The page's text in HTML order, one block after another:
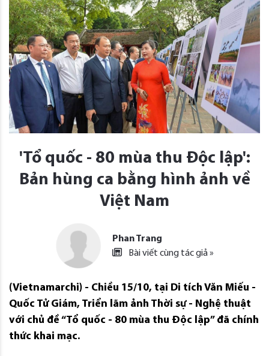
'Tổ quốc - 80 mùa thu Độc lập':
Bản hùng ca bằng hình ảnh về
Việt Nam
Phan Trang
Bài viết cùng tác giả »
(Vietnamarchi) - Chiều 15/10, tại Di tích Văn Miếu -
Quốc Tử Giám, Triển lãm ảnh Thời sự - Nghệ thuật
với chủ đề “Tổ quốc - 80 mùa thu Độc lập” đã chính
thức khai mạc.